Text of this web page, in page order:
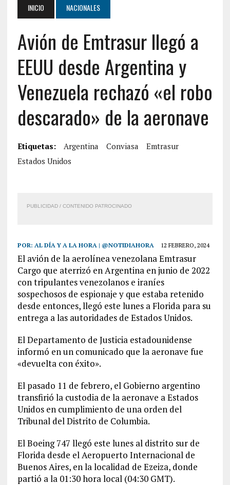
INICIO NACIONALES
Avión de Emtrasur llegó a
EEUU desde Argentina y
Venezuela rechazó «el robo
descarado» de la aeronave
Etiquetas: Argentina Conviasa
Emtrasur
Estados Unidos
PUBLICIDAD / CONTENIDO PATROCINADO
POR: AL DÍA Y A LA HORA | @NOTIDIAHORA 12 FEBRERO, 2024
El avión de la aerolínea venezolana Emtrasur
Cargo que aterrizó en Argentina en junio de 2022
con tripulantes venezolanos e iraníes
sospechosos de espionaje y que estaba retenido
desde entonces, llegó este lunes a Florida para su
entrega a las autoridades de Estados Unidos.
El Departamento de Justicia estadounidense
informó en un comunicado que la aeronave fue
«devuelta con éxito».
El pasado 11 de febrero, el Gobierno argentino
transfirió la custodia de la aeronave a Estados
Unidos en cumplimiento de una orden del
Tribunal del Distrito de Columbia.
El Boeing 747 llegó este lunes al distrito sur de
Florida desde el Aeropuerto Internacional de
Buenos Aires, en la localidad de Ezeiza, donde
partió a la 01:30 hora local (04:30 GMT).